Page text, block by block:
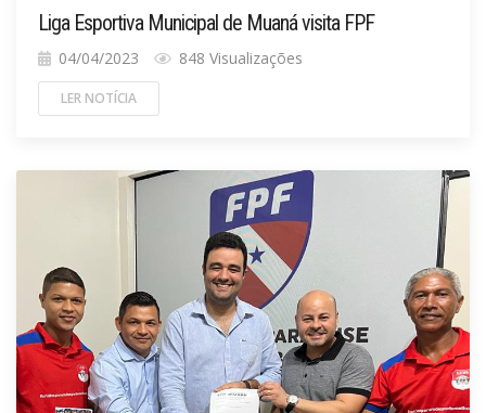
Liga Esportiva Municipal de Muaná visita FPF
04/04/2023 848 Visualizações
LER NOTÍCIA